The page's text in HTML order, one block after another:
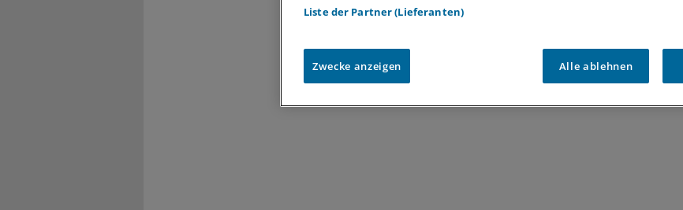
Liste der Partner (Lieferanten)
Zwecke anzeigen Alle ablehnen